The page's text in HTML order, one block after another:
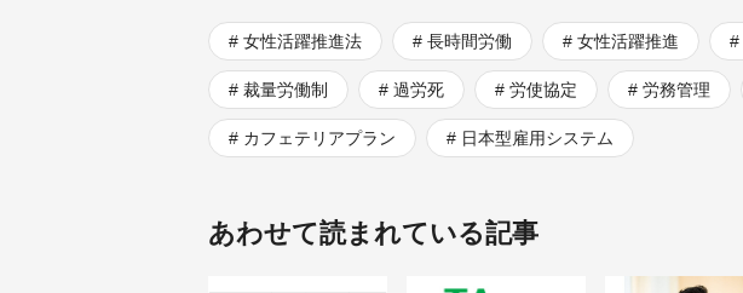
女性活躍推進法 長時間労働 女性活躍推進
裁量労働制 過労死 労使協定 労務管理
カフェテリアプラン 日本型雇用システム
あわせて読まれている記事